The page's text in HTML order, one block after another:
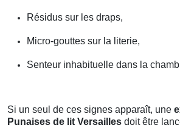
Résidus sur les draps,
Micro-gouttes sur la literie,
Senteur inhabituelle dans la
Si un seul de ces signes apparaît, une
Punaises de lit Versailles doit être